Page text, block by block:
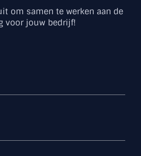
om samen te werken aan de
voor jouw bedrijf!